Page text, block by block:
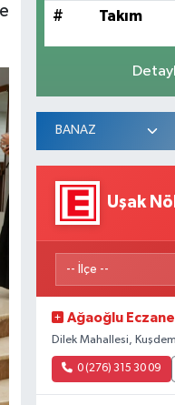
# Takım
Uşak
Ağaoğlu
Dilek Mahallesi,
0 (276) 315 30 09